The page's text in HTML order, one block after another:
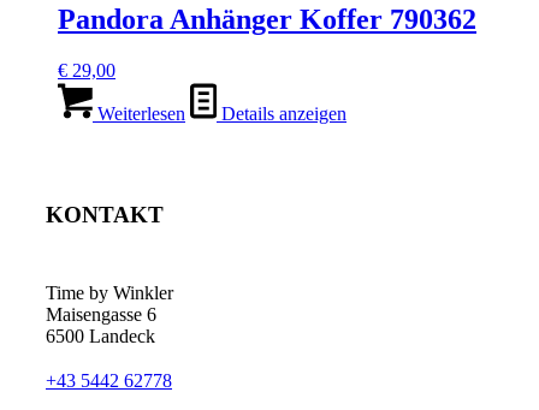
Pandora Anhänger Koffer 790362
€ 29,00
Weiterlesen Details anzeigen
KONTAKT
Time by Winkler
Maisengasse 6
6500 Landeck
+43 5442 62778